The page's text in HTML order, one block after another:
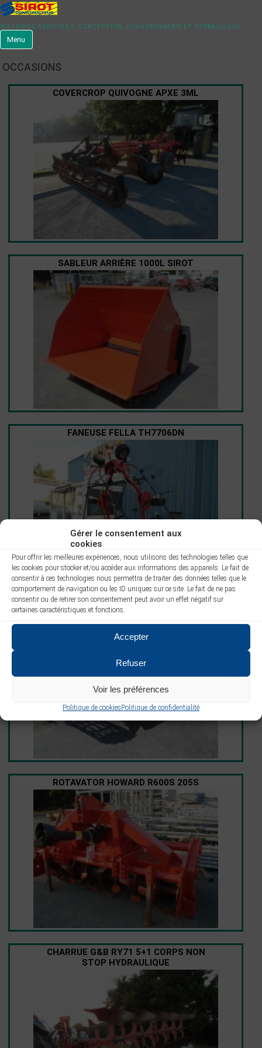
Gérer le consentement aux
cookies
Pour offrir les meilleures expériences, nous utilisons des technologies telles que
les cookies pour stocker et/ou accéder aux informations des appareils. Le fait de
consentir à ces technologies nous permettra de traiter des données telles que le
comportement de navigation ou les ID uniques sur ce site. Le fait de ne pas
consentir ou de retirer son consentement peut avoir un effet négatif sur
certaines caractéristiques et fonctions.
Accepter
Refuser
Voir les préférences
Politique de cookiesPolitique de confidentialité
MACHINES AGRICOLES, CONCEPTION, CHAUDRONNERIE ET HYDRAULIQUE
Menu
OCCASIONS
COVERCROP QUIVOGNE APXE 3ML
SABLEUR ARRIÈRE 1000L SIROT
FANEUSE FELLA TH7706DN
HERSE ROTATIVE HOWARD HK31
300D
ROTAVATOR HOWARD R600S 205S
CHARRUE G&B RY71 5+1 CORPS NON
STOP HYDRAULIQUE